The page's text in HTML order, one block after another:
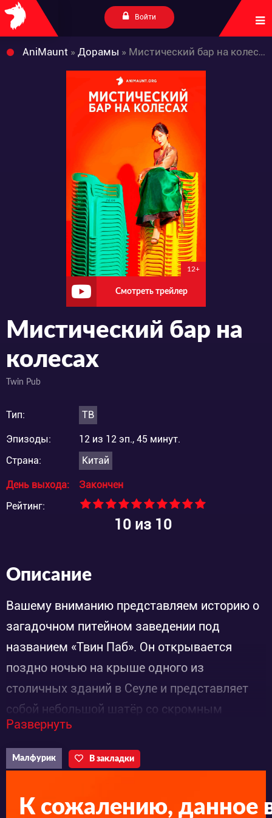
Войти
AniMaunt » Дорамы » Мистический бар на колесах
12+
Смотреть трейлер
Мистический бар на
колесах
Twin Pub
Тип: ТВ
Эпизоды:
12 из 12 эп., 45 минут.
Страна:
Китай
День выхода:
Закончен
Рейтинг:
10из 10
Описание
Вашему вниманию представляем историю о
загадочном питейном заведении под
названием «Твин Паб». Он открывается
поздно ночью на крыше одного из
столичных зданий в Сеуле и представляет
собой небольшой шатёр со скромным
убранством в виде пластиковой мебели.
Заведует им и работает барменом девушка
по имени Воль Чжу.
Так что же здесь необычного, кроме
Развернуть
Малфурик В закладки
К сожалению, данное